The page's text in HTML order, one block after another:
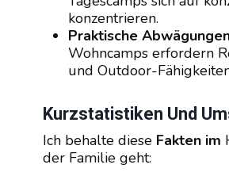
konzentrieren.
Praktische
Wohncamps erfordern
und Outdoor-
Kurzstatistiken Und
Ich behalte diese Fakten im
der Familie geht: